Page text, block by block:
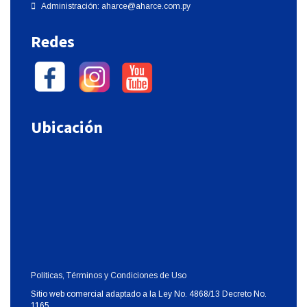
Administración: aharce@aharce.com.py
Redes
Ubicación
Políticas, Términos y Condiciones de Uso
Sitio web comercial adaptado a la Ley No. 4868/13 Decreto No.